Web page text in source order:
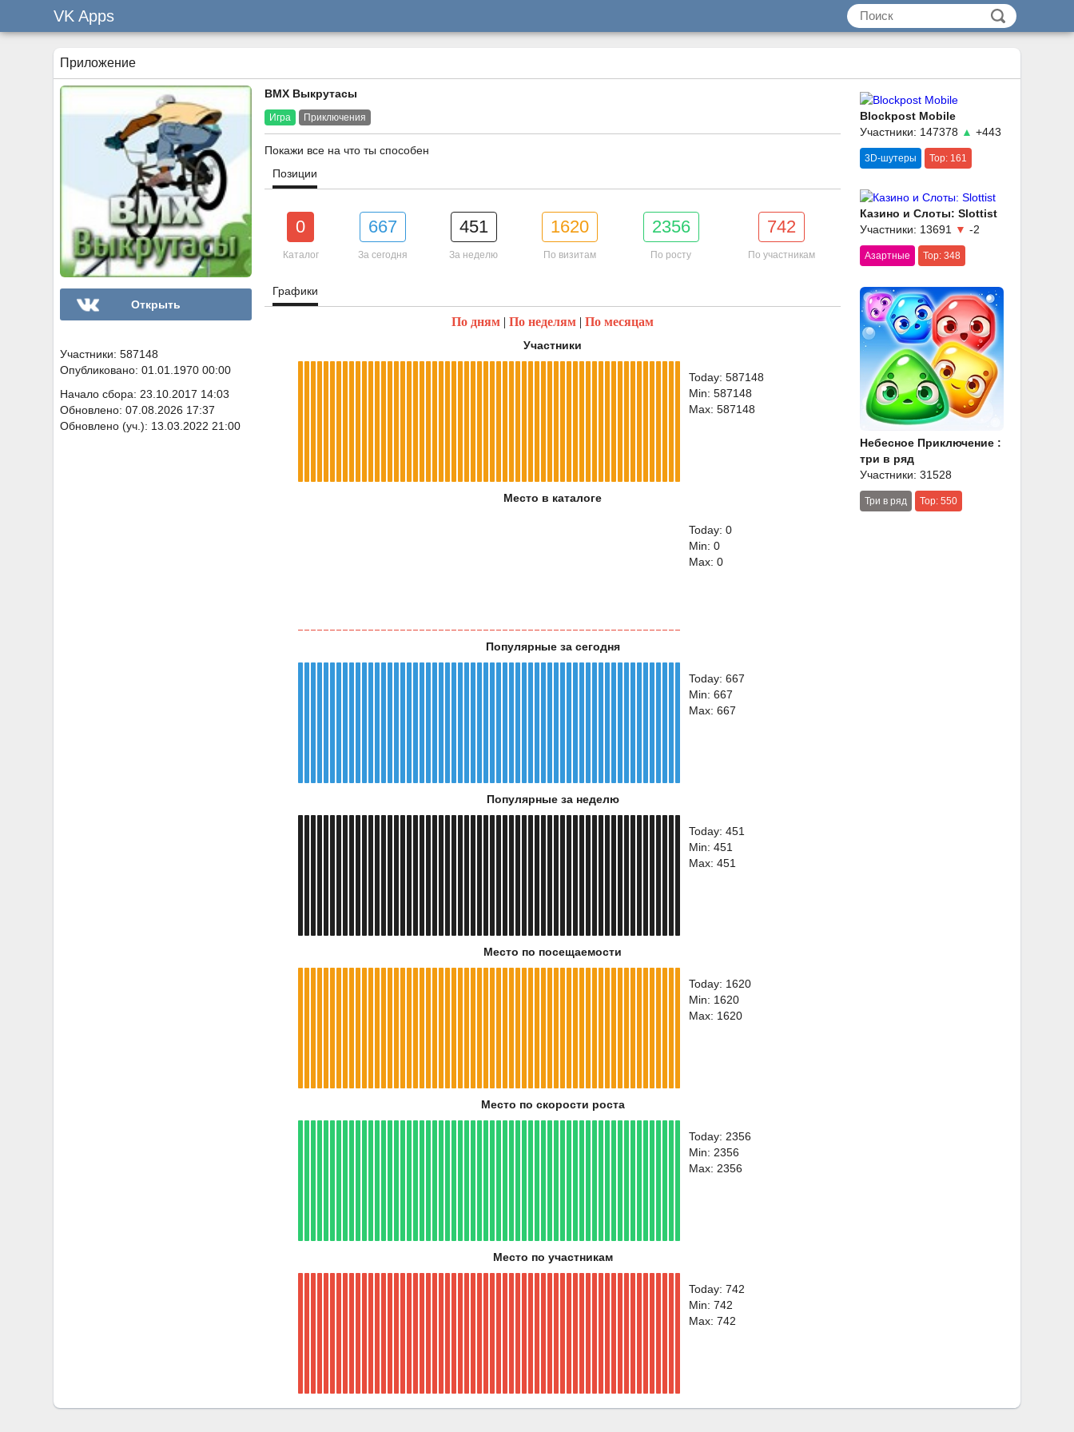
VK Apps
Приложение
Открыть
Участники: 587148
Опубликовано: 01.01.1970 00:00
Начало сбора: 23.10.2017 14:03
Обновлено: 07.08.2026 17:37
Обновлено (уч.): 13.03.2022 21:00
BMX Выкрутасы
Игра Приключения
Покажи все на что ты способен
Позиции
0
Каталог
667
За сегодня
451
За неделю
1620
По визитам
2356
По росту
742
По участникам
Графики
По дням |По неделям |По месяцам
Участники
Today: 587148
Min: 587148
Max: 587148
Место в каталоге
Today: 0
Min: 0
Max: 0
Популярные за сегодня
Today: 667
Min: 667
Max: 667
Популярные за неделю
Today: 451
Min: 451
Max: 451
Место по посещаемости
Today: 1620
Min: 1620
Max: 1620
Место по скорости роста
Today: 2356
Min: 2356
Max: 2356
Место по участникам
Today: 742
Min: 742
Max: 742
Blockpost Mobile
Участники: 147378 ▲ +443
3D-шутеры Top: 161
Казино и Слоты: Slottist
Участники: 13691
▼ -2
Азартные Top: 348
Небесное Приключение :
три в ряд
Участники: 31528
Три в ряд Top: 550